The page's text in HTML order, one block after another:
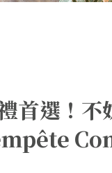
首選！